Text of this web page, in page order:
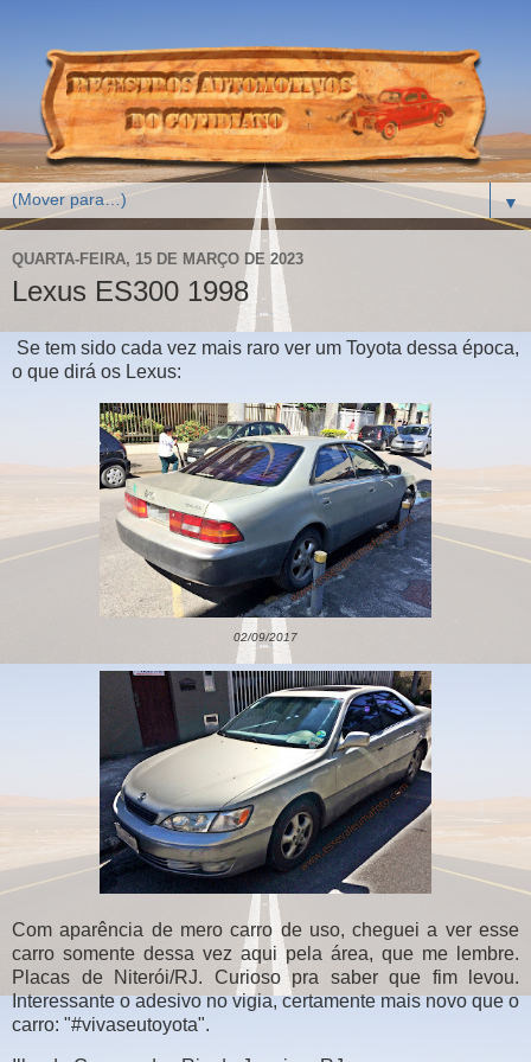
▼
QUARTA-FEIRA, 15 DE MARÇO DE 2023
Lexus ES300 1998
Se tem sido cada vez mais raro ver um Toyota dessa época,
o que dirá os Lexus:
02/09/2017
Com aparência de mero carro de uso, cheguei a ver esse
carro somente dessa vez aqui pela área, que me lembre.
Placas de Niterói/RJ. Curioso pra saber que fim levou.
Interessante o adesivo no vigia, certamente mais novo que o
carro: "#vivaseutoyota".